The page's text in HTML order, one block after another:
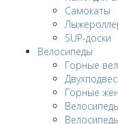
Самокаты
SUP-доски
Велосипеды
Горные
Горные